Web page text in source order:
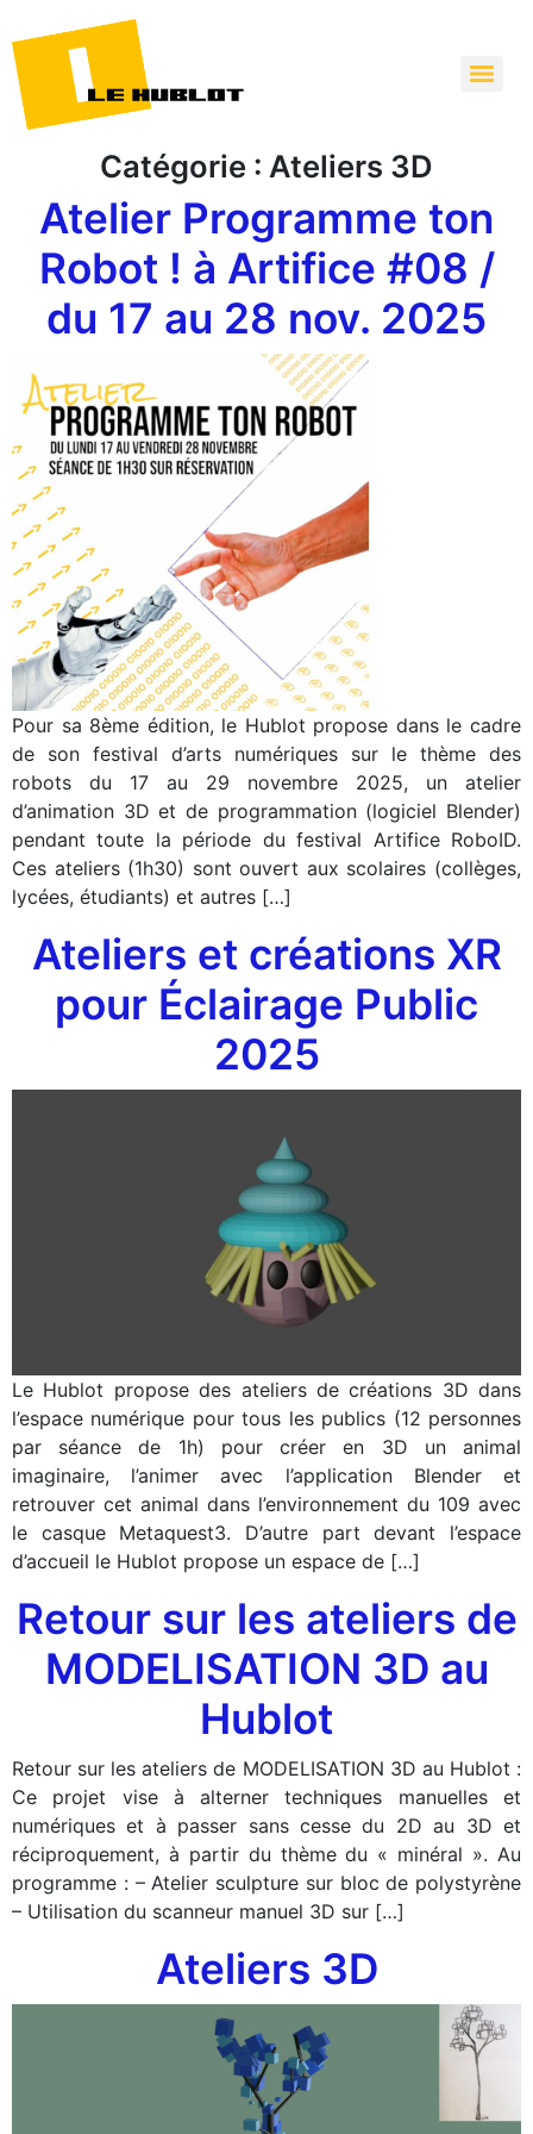
Catégorie : Ateliers 3D
Atelier Programme ton
Robot ! à Artifice #08 /
du 17 au 28 nov. 2025
Pour sa 8ème édition, le Hublot propose dans le cadre
de son festival d’arts numériques sur le thème des
robots du 17 au 29 novembre 2025, un atelier
d’animation 3D et de programmation (logiciel Blender)
pendant toute la période du festival Artifice RoboID.
Ces ateliers (1h30) sont ouvert aux scolaires (collèges,
lycées, étudiants) et autres […]
Ateliers et créations XR
pour Éclairage Public
2025
Le Hublot propose des ateliers de créations 3D dans
l’espace numérique pour tous les publics (12 personnes
par séance de 1h) pour créer en 3D un animal
imaginaire, l’animer avec l’application Blender et
retrouver cet animal dans l’environnement du 109 avec
le casque Metaquest3. D’autre part devant l’espace
d’accueil le Hublot propose un espace de […]
Retour sur les ateliers de
MODELISATION 3D au
Hublot
Retour sur les ateliers de MODELISATION 3D au Hublot :
Ce projet vise à alterner techniques manuelles et
numériques et à passer sans cesse du 2D au 3D et
réciproquement, à partir du thème du « minéral ». Au
programme : – Atelier sculpture sur bloc de polystyrène
– Utilisation du scanneur manuel 3D sur […]
Ateliers 3D